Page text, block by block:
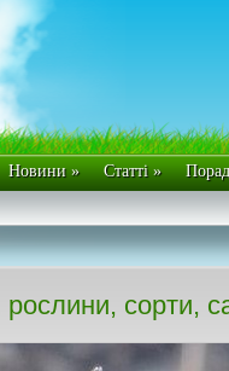
Новини» Статті»
сорти,